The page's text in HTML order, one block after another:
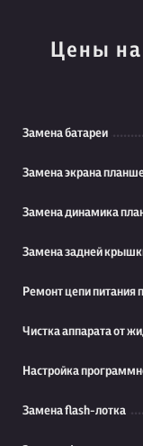
Цены
Замена батареи
Замена экрана
Замена динамика
Замена задней
Ремонт цепи питания
Чистка аппарата от
Настройка
Замена flash-лотка